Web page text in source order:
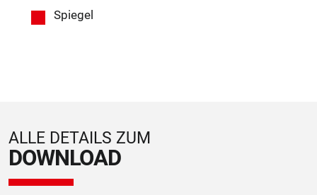
Spiegel
ALLE DETAILS ZUM
DOWNLOAD